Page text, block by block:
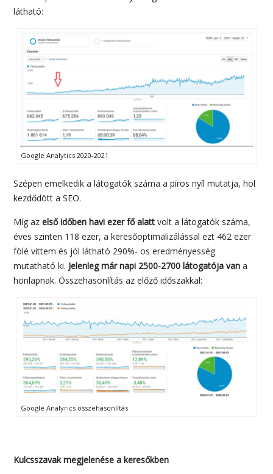
látható:
Google Analytics 2020-2021
Szépen emelkedik a látogatók száma a piros nyíl mutatja, hol
kezdődött a SEO.
Míg azelső időben havi ezer fő alatt volt a látogatók száma,
éves szinten 118 ezer, a keresőoptimalizálással ezt 462 ezer
fölé vittem és jól látható 290%- os eredményesség
mutatható ki. Jelenleg már napi 2500-2700 látogatója van a
honlapnak. Összehasonlítás az előző időszakkal:
Google Analyrics összehasonlítás
Kulcsszavak megjelenése a keresőkben